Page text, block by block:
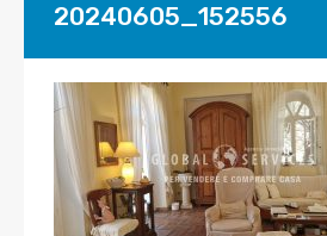
20240605_152556